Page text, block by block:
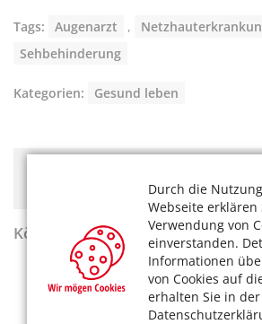
Durch die
Webseite
Verwendung von
einverstanden.
Informationen
von Cookies auf
erhalten Sie in der
Tags: Augenarzt ,
Sehbehinderung
Kategorien: Gesund leben
finanzieren. Bitte akzeptieren Sie die
KölnerLeben Sommer 2026